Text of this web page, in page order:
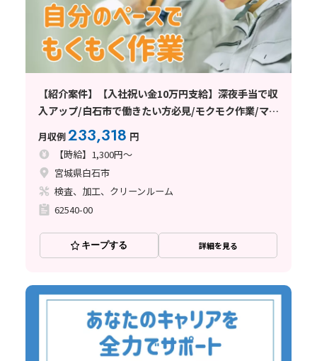
【紹介案件】【入社祝い金10万円支給】深夜手当で収
入アップ/白石市で働きたい方必見/モクモク作業/マイ
カー通勤OK/重量物一切なし
月収例233,318 円
【時給】1,300円～
宮城県白石市
検査、加工、クリーンルーム
62540-00
キープする 詳細を見る